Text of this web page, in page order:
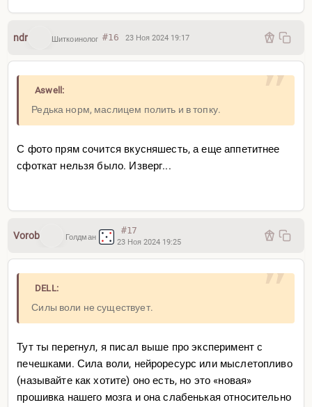
ndr Шиткоинолог #16 23 Ноя 2024 19:17
Aswell:
Редька норм, маслицем полить и в топку.
С фото прям сочится вкусняшесть, а еще аппетитнее
сфоткат нельзя было. Изверг...
Vorob Голдман
#17
23 Ноя 2024 19:25
DELL:
Силы воли не существует.
Тут ты перегнул, я писал выше про эксперимент с
печешками. Сила воли, нейроресурс или мыслетопливо
(называйте как хотите) оно есть, но это «новая»
прошивка нашего мозга и она слабенькая относительно